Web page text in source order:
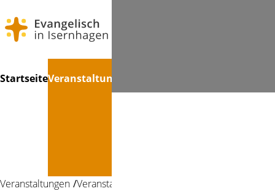
überspringen
StartseiteVeranstaltungen
Veranstaltungen Veranstaltung